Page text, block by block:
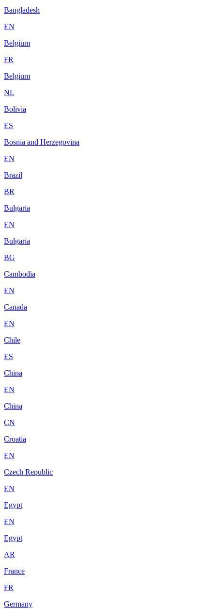
Bangladesh
EN
Belgium
FR
Belgium
NL
Bolivia
ES
Bosnia and Herzegovina
EN
Brazil
BR
Bulgaria
EN
Bulgaria
BG
Cambodia
EN
Canada
EN
Chile
ES
China
EN
China
CN
Croatia
EN
Czech Republic
EN
Egypt
EN
Egypt
AR
France
FR
Germany